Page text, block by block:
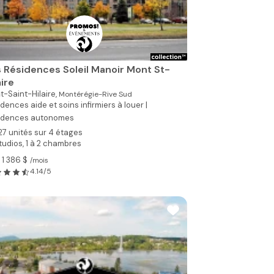
Résidences Soleil Manoir Mont St-
Saint-Hilaire, Montérégie-Rive Sud
aide et soins infirmiers à louer |
autonomes
unités sur 4 étages
1 à 2 chambres
386 $ /mois
4.14/5